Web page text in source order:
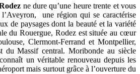
ne dure qu’une heure trente et vous
une région qui se caractérise
de paysages dont la beauté et la variété
du Rouergue, Rodez est située au cœur
Clermont-Ferrand et Montpellier,
du Massif central. Moribonde au siècle
un véritable renouveau depuis les
mais surtout grâce à l’ouverture du